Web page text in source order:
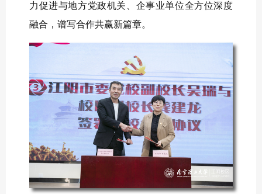
力促进与地方党政机关、企事业单位全方位深度
融合，谱写合作共赢新篇章。